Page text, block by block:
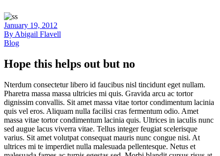
January 19, 2012
By Abigail Flavell
Blog
Hope this helps out but no
Nterdum consectetur libero id faucibus nisl tincidunt eget nullam.
Pharetra massa massa ultricies mi quis. Gravida arcu ac tortor
dignissim convallis. Sit amet massa vitae tortor condimentum lacinia
quis vel eros. Aliquam nulla facilisi cras fermentum odio. Amet
massa vitae tortor condimentum lacinia quis. Ultrices in iaculis nunc
sed augue lacus viverra vitae. Tellus integer feugiat scelerisque
varius. Sit amet volutpat consequat mauris nunc congue nisi. At
ultrices mi te imperdiet nulla malesuada pellentesque. Netus et